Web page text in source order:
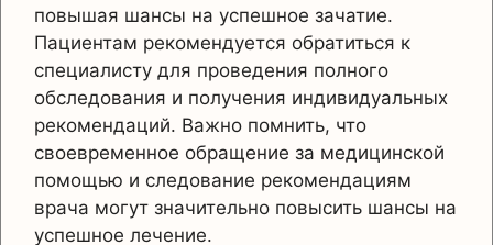
повышая шансы на успешное зачатие.
Пациентам рекомендуется обратиться к
специалисту для проведения полного
обследования и получения индивидуальных
рекомендаций. Важно помнить, что
своевременное обращение за медицинской
помощью и следование рекомендациям
врача могут значительно повысить шансы на
успешное лечение.